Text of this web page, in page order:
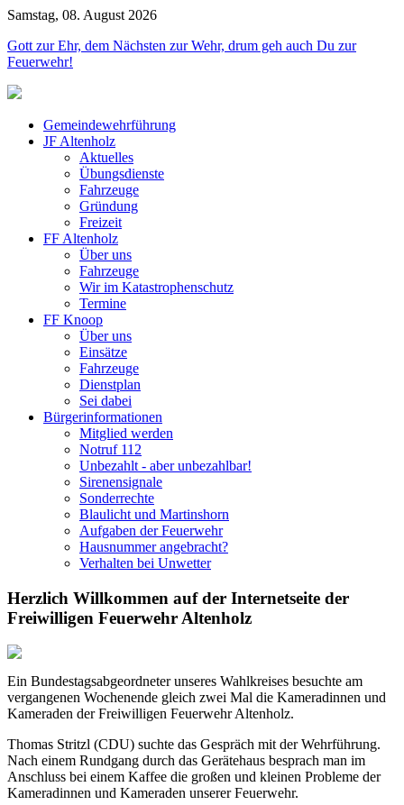
Samstag, 08. August 2026
Gott zur Ehr, dem Nächsten zur Wehr, drum geh auch Du zur
Feuerwehr!
Gemeindewehrführung
JF Altenholz
Aktuelles
Übungsdienste
Fahrzeuge
Gründung
Freizeit
FF Altenholz
Über uns
Fahrzeuge
Wir im Katastrophenschutz
Termine
FF Knoop
Über uns
Einsätze
Fahrzeuge
Dienstplan
Sei dabei
Bürgerinformationen
Mitglied werden
Notruf 112
Unbezahlt - aber unbezahlbar!
Sirenensignale
Sonderrechte
Blaulicht und Martinshorn
Aufgaben der Feuerwehr
Hausnummer angebracht?
Verhalten bei Unwetter
Herzlich Willkommen auf der Internetseite der
Freiwilligen Feuerwehr Altenholz
Ein Bundestagsabgeordneter unseres Wahlkreises besuchte am
vergangenen Wochenende gleich zwei Mal die Kameradinnen und
Kameraden der Freiwilligen Feuerwehr Altenholz.
Thomas Stritzl (CDU) suchte das Gespräch mit der Wehrführung.
Nach einem Rundgang durch das Gerätehaus besprach man im
Anschluss bei einem Kaffee die großen und kleinen Probleme der
Kameradinnen und Kameraden unserer Feuerwehr.
Jahr
Monat
JahrMonat